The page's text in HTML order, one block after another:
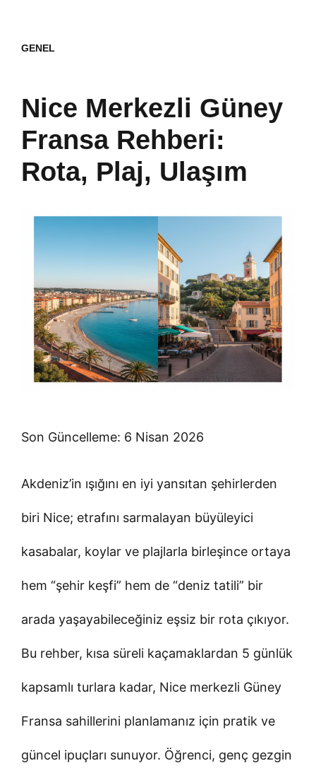
GENEL
Nice Merkezli Güney
Fransa Rehberi:
Rota, Plaj, Ulaşım
Son Güncelleme: 6 Nisan 2026
Akdeniz’in ışığını en iyi yansıtan şehirlerden
biri Nice; etrafını sarmalayan büyüleyici
kasabalar, koylar ve plajlarla birleşince ortaya
hem “şehir keşfi” hem de “deniz tatili” bir
arada yaşayabileceğiniz eşsiz bir rota çıkıyor.
Bu rehber, kısa süreli kaçamaklardan 5 günlük
kapsamlı turlara kadar, Nice merkezli Güney
Fransa sahillerini planlamanız için pratik ve
güncel ipuçları sunuyor. Öğrenci, genç gezgin